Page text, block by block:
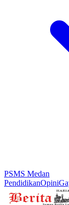
PSMS Medan
PendidikanOpini